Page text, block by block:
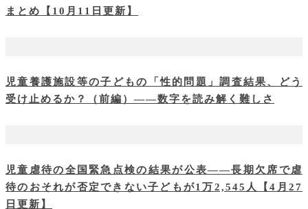
まとめ【10月11日更新】
児童養護施設等の子どもの「性的問題」調査結果、どう
受け止めるか？（前編）――数字を読み解く難しさ
児童虐待の全国緊急点検の結果が公表――長期欠席で虐
待のおそれが否定できない子どもが1万2,545人【4月27
日更新】